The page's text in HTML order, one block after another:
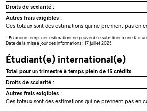
Droits de scolarité :
Autres frais exigibles :
Ces totaux sont des estimations qui ne prennent pas en
* En aucun temps ces estimations ne peuvent se substituer à une
Date de la mise à jour des informations : 17 juillet 2025
Étudiant(e) international(e)
Total pour un trimestre à temps plein de 15 crédits
Droits de scolarité :
Autres frais exigibles :
Ces totaux sont des estimations qui ne prennent pas en